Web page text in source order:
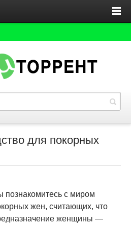
для покорных
познакомитесь с миром
жен, считающих, что
женщины —